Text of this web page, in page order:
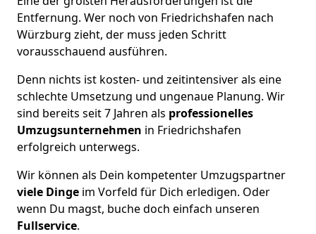
Entfernung. Wer noch von Friedrichshafen nach
Würzburg zieht, der muss jeden Schritt
vorausschauend ausführen.
Denn nichts ist kosten- und zeitintensiver als eine
schlechte Umsetzung und ungenaue Planung. Wir
sind bereits seit 7 Jahren als professionelles
Umzugsunternehmen in Friedrichshafen
erfolgreich unterwegs.
Wir können als Dein kompetenter Umzugspartner
viele Dinge im Vorfeld für Dich erledigen. Oder
wenn Du magst, buche doch einfach unseren
Fullservice.